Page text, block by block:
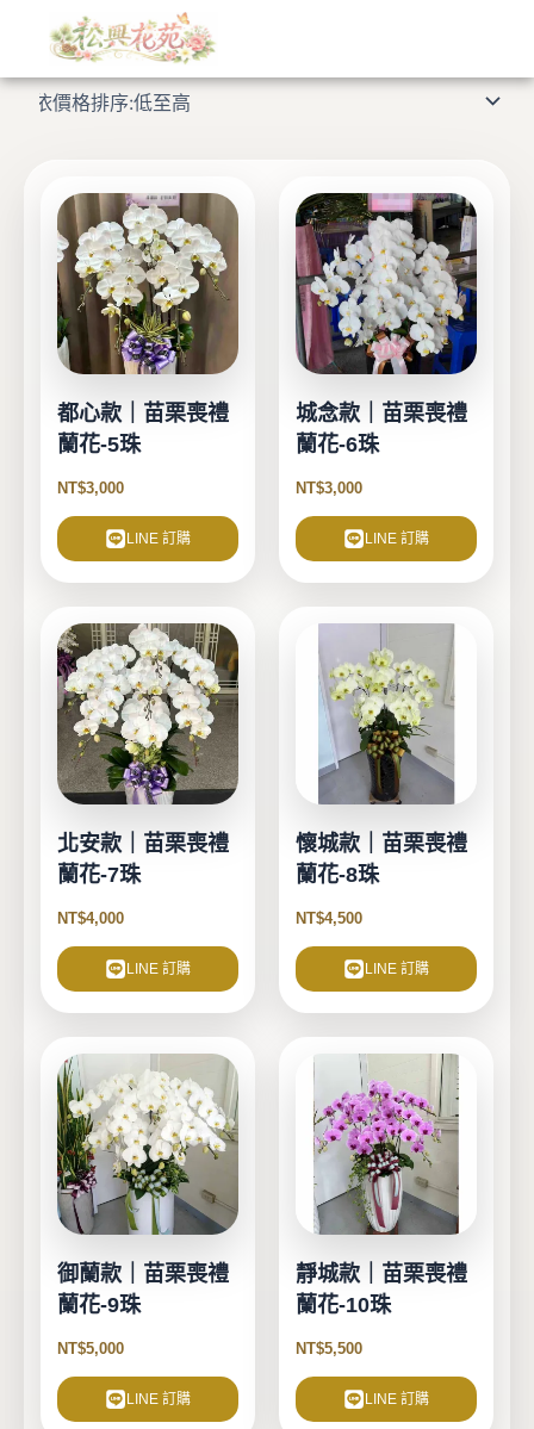
顯示所有 9 筆結果
價
格
排
序：
低
至
都心款｜苗栗喪禮
蘭花-5珠
NT$3,000
LINE 訂購
城念款｜苗栗喪禮
蘭花-6珠
NT$3,000
LINE 訂購
北安款｜苗栗喪禮
蘭花-7珠
NT$4,000
LINE 訂購
懷城款｜苗栗喪禮
蘭花-8珠
NT$4,500
LINE 訂購
御蘭款｜苗栗喪禮
蘭花-9珠
NT$5,000
LINE 訂購
靜城款｜苗栗喪禮
蘭花-10珠
NT$5,500
LINE 訂購